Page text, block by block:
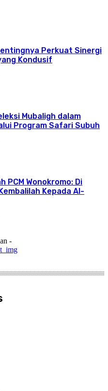
Perkuat Sinergi
Kondusif
Mubaligh dalam
Program Safari Subuh
PCM Wonokromo: Di
Kepada Al-
-